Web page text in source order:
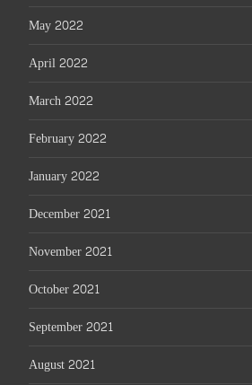
May 2022
April 2022
March 2022
February 2022
January 2022
December 2021
November 2021
October 2021
September 2021
August 2021